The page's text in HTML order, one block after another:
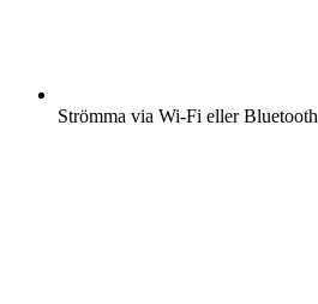
Strömma via Wi-Fi eller Bluetooth